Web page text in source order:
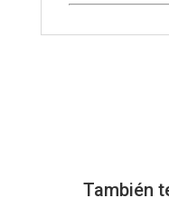
También